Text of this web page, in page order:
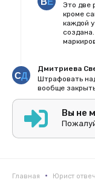
Это две
кроме
каждой
Дмитриева
Штрафовать
вообще
Вы не
Главная • Юрист